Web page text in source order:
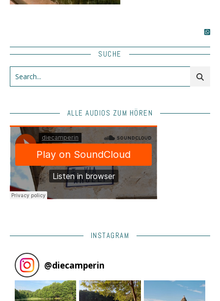
SUCHE
ALLE AUDIOS ZUM HÖREN
INSTAGRAM
@diecamperin